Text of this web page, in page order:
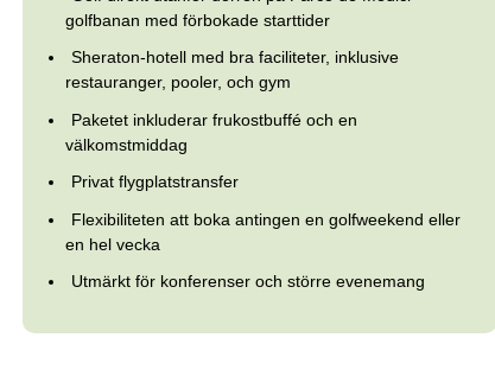
golfbanan med förbokade starttider
Sheraton-hotell med bra faciliteter, inklusive
restauranger, pooler, och gym
Paketet inkluderar frukostbuffé och en
välkomstmiddag
Privat flygplatstransfer
Flexibiliteten att boka antingen en golfweekend eller
en hel vecka
Utmärkt för konferenser och större evenemang